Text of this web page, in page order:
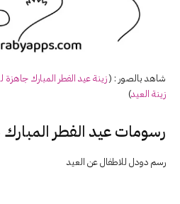
شاهد بالصور : (
زينة العيد)
رسومات عيد الفطر المبارك 2026
رسم دودل للاطفال عن العيد